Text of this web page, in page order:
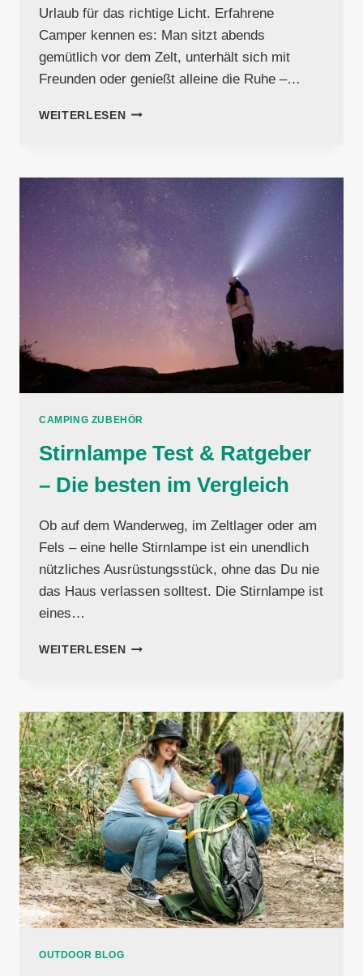
Urlaub für das richtige Licht. Erfahrene
Camper kennen es: Man sitzt abends
gemütlich vor dem Zelt, unterhält sich mit
Freunden oder genießt alleine die Ruhe –…
WEITERLESENCAMPINGLAMPEN
CAMPING ZUBEHÖR
Stirnlampe Test & Ratgeber
– Die besten im Vergleich
Ob auf dem Wanderweg, im Zeltlager oder am
Fels – eine helle Stirnlampe ist ein unendlich
nützliches Ausrüstungsstück, ohne das Du nie
das Haus verlassen solltest. Die Stirnlampe ist
eines…
WEITERLESENSTIRNLAMPE
–
DIE
BESTEN
IM
VERGLEICH
OUTDOOR BLOG